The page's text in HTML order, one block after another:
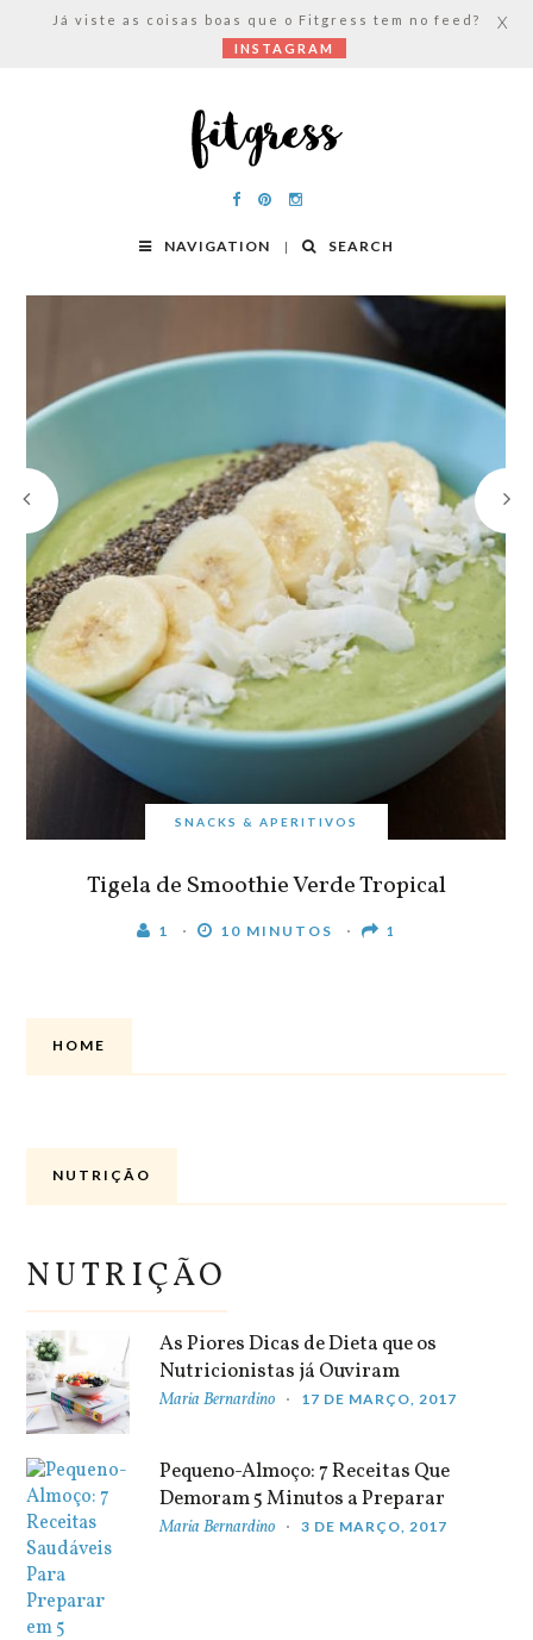
NAVIGATION SEARCH
SNACKS & APERITIVOS
Tigela de Smoothie Verde Tropical
1 10 MINUTOS 1
HOME
NUTRIÇÃO
NUTRIÇÃO
As Piores Dicas de Dieta que os
Nutricionistas já Ouviram
Maria Bernardino 17 DE MARÇO, 2017
Pequeno-Almoço: 7 Receitas Que
Demoram 5 Minutos a Preparar
Maria Bernardino 3 DE MARÇO, 2017
Já viste as coisas boas que o Fitgress tem no feed?
INSTAGRAM
X